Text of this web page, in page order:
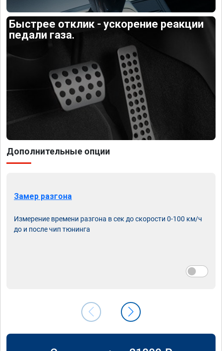
Быстрее отклик - ускорение реакции
педали газа.
Дополнительные опции
Замер разгона
Измерение времени разгона в сек до скорости 0-100 км/ч
до и после чип тюнинга